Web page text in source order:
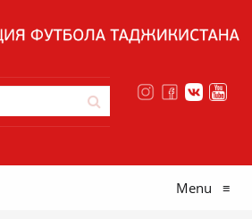
Menu ≡